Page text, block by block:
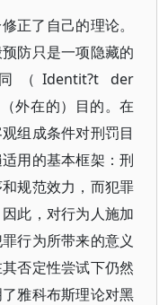
正了自己的理论。
防只是一项隐藏的
Identit?t der
外在的）目的。在
组成条件对刑罚目
用的基本框架：刑
规范效力，而犯罪
此，对行为人施加
行为所带来的意义
否定性尝试下仍然
雅科布斯理论对黑